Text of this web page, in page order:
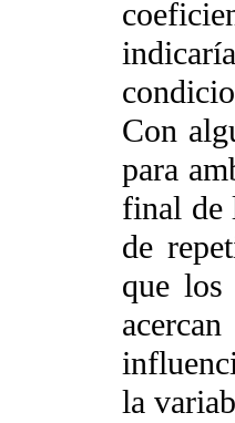
Con
para
final de
de
que
la